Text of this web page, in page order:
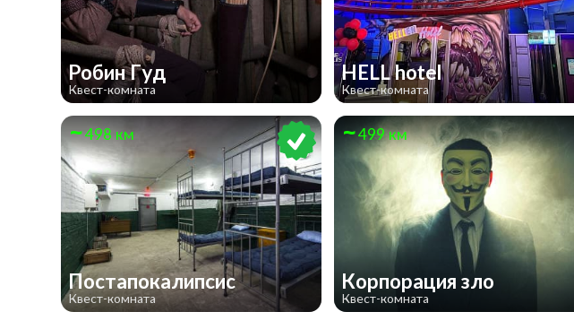
Робин Гуд
Квест-комната
HELL hotel
Квест-комната
498 км
Постапокалипсис
Квест-комната
499 км
Корпорация зло
Квест-комната